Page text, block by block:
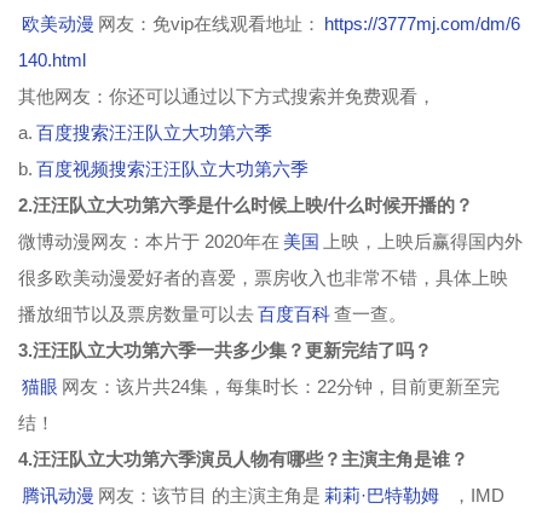
欧美动漫 网友：免vip在线观看地址： https://3777mj.com/dm/6
140.html
其他网友：你还可以通过以下方式搜索并免费观看，
a. 百度搜索汪汪队立大功第六季
b. 百度视频搜索汪汪队立大功第六季
2.汪汪队立大功第六季是什么时候上映/什么时候开播的？
微博动漫网友：本片于 2020年在 美国
上映，上映后赢得国内外
很多欧美动漫爱好者的喜爱，票房收入也非常不错，具体上映
播放细节以及票房数量可以去百度百科查一查。
3.汪汪队立大功第六季一共多少集？更新完结了吗？
猫眼 网友：该片共24集，每集时长：22分钟，目前更新至完
结！
4.汪汪队立大功第六季演员人物有哪些？主演主角是谁？
腾讯动漫 网友：该节目 的主演主角是 莉莉·巴特勒姆
，IMD